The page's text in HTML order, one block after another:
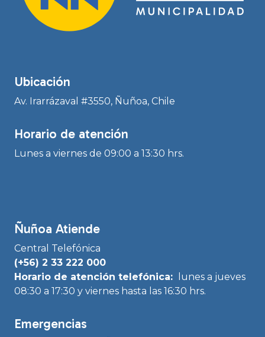
Ubicación
Av. Irarrázaval #3550, Ñuñoa, Chile
Horario de atención
Lunes a viernes de 09:00 a 13:30 hrs.
Ñuñoa Atiende
Central Telefónica
(+56) 2 33 222 000
Horario de atención telefónica:
lunes a jueves
08:30 a 17:30 y viernes hasta las 16:30 hrs.
Emergencias